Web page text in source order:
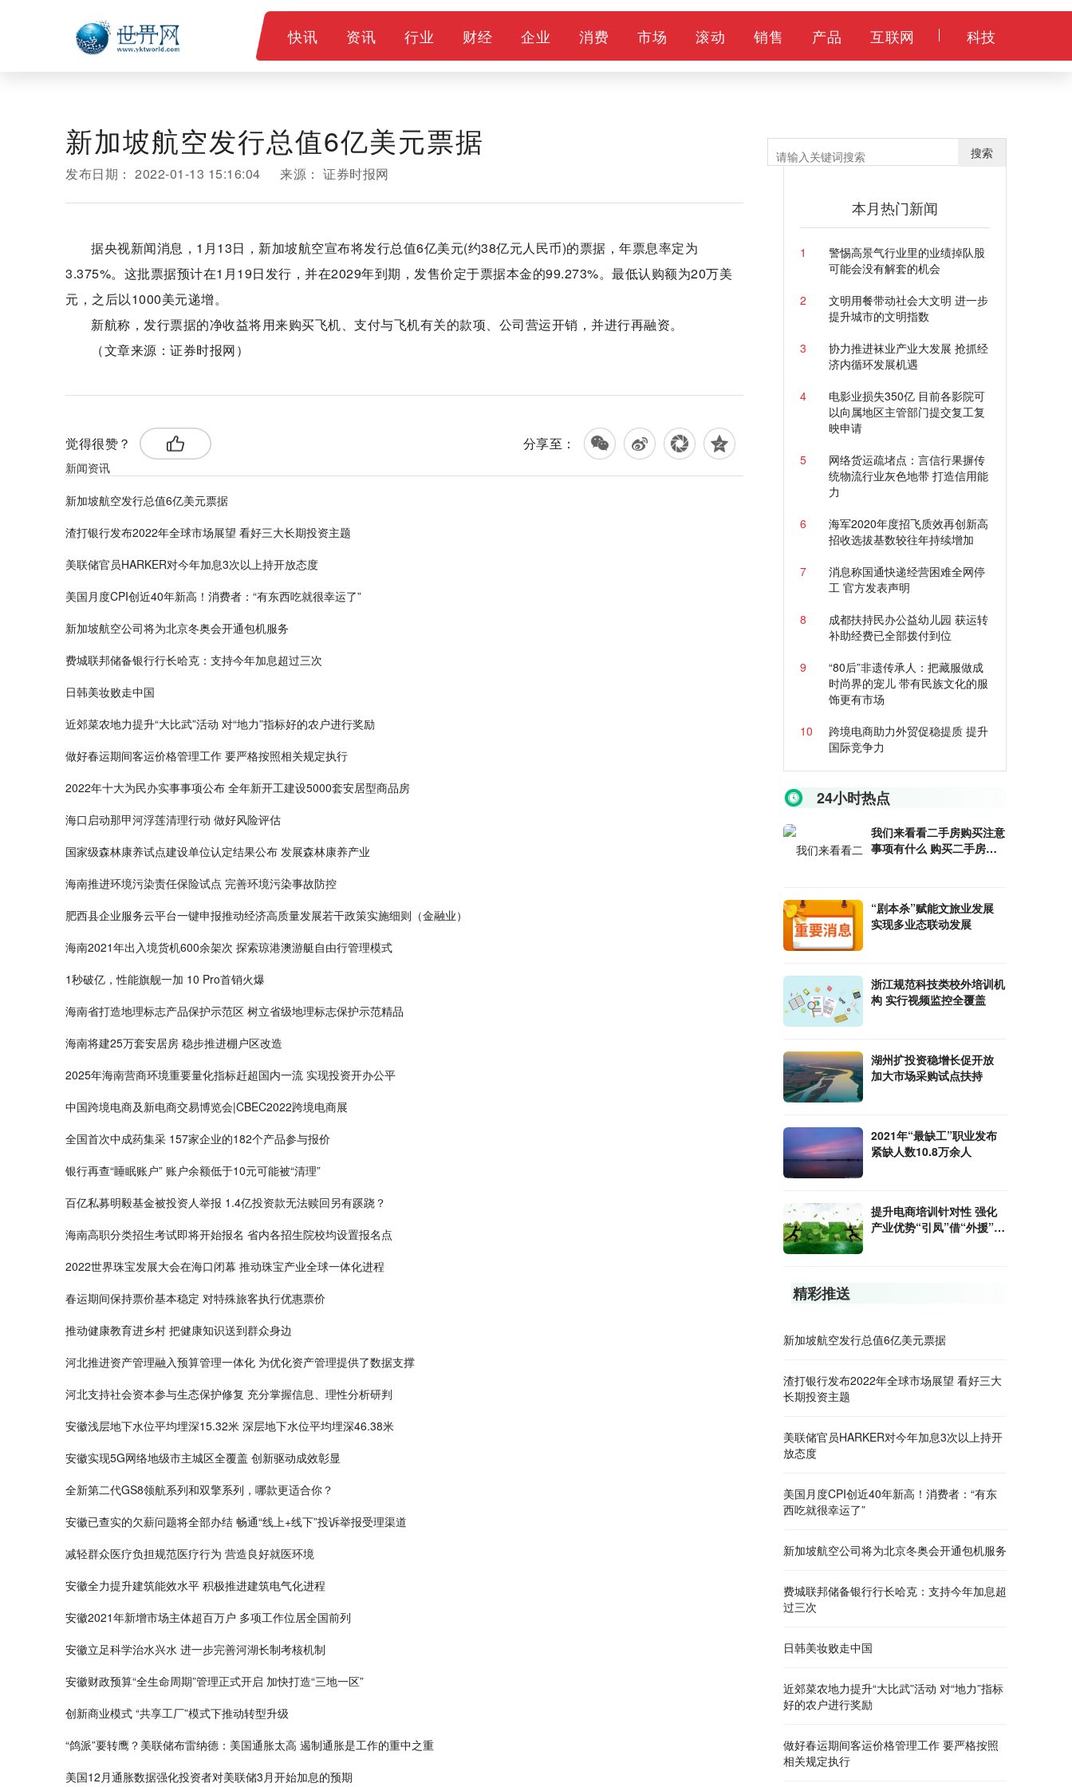
快讯 资讯 行业 财经 企业 消费 市场 滚动 销售 产品 互联网 科技
新加坡航空发行总值6亿美元票据
发布日期： 2022-01-13 15:16:04 来源： 证券时报网
据央视新闻消息，1月13日，新加坡航空宣布将发行总值6亿美元(约38亿元人民币)的票据，年票息率定为
3.375%。这批票据预计在1月19日发行，并在2029年到期，发售价定于票据本金的99.273%。最低认购额为20万美
元，之后以1000美元递增。
新航称，发行票据的净收益将用来购买飞机、支付与飞机有关的款项、公司营运开销，并进行再融资。
（文章来源：证券时报网）
觉得很赞？ 分享至：
新闻资讯
新加坡航空发行总值6亿美元票据
渣打银行发布2022年全球市场展望 看好三大长期投资主题
美联储官员HARKER对今年加息3次以上持开放态度
美国月度CPI创近40年新高！消费者：“有东西吃就很幸运了”
新加坡航空公司将为北京冬奥会开通包机服务
费城联邦储备银行行长哈克：支持今年加息超过三次
日韩美妆败走中国
近郊菜农地力提升“大比武”活动 对“地力”指标好的农户进行奖励
做好春运期间客运价格管理工作 要严格按照相关规定执行
2022年十大为民办实事事项公布 全年新开工建设5000套安居型商品房
海口启动那甲河浮莲清理行动 做好风险评估
国家级森林康养试点建设单位认定结果公布 发展森林康养产业
海南推进环境污染责任保险试点 完善环境污染事故防控
肥西县企业服务云平台一键申报推动经济高质量发展若干政策实施细则（金融业）
海南2021年出入境货机600余架次 探索琼港澳游艇自由行管理模式
1秒破亿，性能旗舰一加 10 Pro首销火爆
海南省打造地理标志产品保护示范区 树立省级地理标志保护示范精品
海南将建25万套安居房 稳步推进棚户区改造
2025年海南营商环境重要量化指标赶超国内一流 实现投资开办公平
中国跨境电商及新电商交易博览会|CBEC2022跨境电商展
全国首次中成药集采 157家企业的182个产品参与报价
银行再查“睡眠账户” 账户余额低于10元可能被“清理”
百亿私募明毅基金被投资人举报 1.4亿投资款无法赎回另有蹊跷？
海南高职分类招生考试即将开始报名 省内各招生院校均设置报名点
2022世界珠宝发展大会在海口闭幕 推动珠宝产业全球一体化进程
春运期间保持票价基本稳定 对特殊旅客执行优惠票价
推动健康教育进乡村 把健康知识送到群众身边
河北推进资产管理融入预算管理一体化 为优化资产管理提供了数据支撑
河北支持社会资本参与生态保护修复 充分掌握信息、理性分析研判
安徽浅层地下水位平均埋深15.32米 深层地下水位平均埋深46.38米
安徽实现5G网络地级市主城区全覆盖 创新驱动成效彰显
全新第二代GS8领航系列和双擎系列，哪款更适合你？
安徽已查实的欠薪问题将全部办结 畅通“线上+线下”投诉举报受理渠道
减轻群众医疗负担规范医疗行为 营造良好就医环境
安徽全力提升建筑能效水平 积极推进建筑电气化进程
安徽2021年新增市场主体超百万户 多项工作位居全国前列
安徽立足科学治水兴水 进一步完善河湖长制考核机制
安徽财政预算“全生命周期”管理正式开启 加快打造“三地一区”
创新商业模式 “共享工厂”模式下推动转型升级
“鸽派”要转鹰？美联储布雷纳德：美国通胀太高 遏制通胀是工作的重中之重
美国12月通胀数据强化投资者对美联储3月开始加息的预期
搜索
本月热门新闻
1
警惕高景气行业里的业绩掉队股
可能会没有解套的机会
2
文明用餐带动社会大文明 进一步
提升城市的文明指数
3
协力推进袜业产业大发展 抢抓经
济内循环发展机遇
4
电影业损失350亿 目前各影院可
以向属地区主管部门提交复工复
映申请
5
网络货运疏堵点：言信行果摒传
统物流行业灰色地带 打造信用能
力
6
海军2020年度招飞质效再创新高
招收选拔基数较往年持续增加
7
消息称国通快递经营困难全网停
工 官方发表声明
8
成都扶持民办公益幼儿园 获运转
补助经费已全部拨付到位
9
“80后”非遗传承人：把藏服做成
时尚界的宠儿 带有民族文化的服
饰更有市场
10
跨境电商助力外贸促稳提质 提升
国际竞争力
24小时热点
我们来看看二手房购买注意
事项有什么 购买二手房的
“剧本杀”赋能文旅业发展
实现多业态联动发展
浙江规范科技类校外培训机
构 实行视频监控全覆盖
湖州扩投资稳增长促开放
加大市场采购试点扶持
2021年“最缺工”职业发布
紧缺人数10.8万余人
提升电商培训针对性 强化
产业优势“引凤”借“外援”激
精彩推送
新加坡航空发行总值6亿美元票据
渣打银行发布2022年全球市场展望 看好三大
长期投资主题
美联储官员HARKER对今年加息3次以上持开
放态度
美国月度CPI创近40年新高！消费者：“有东
西吃就很幸运了”
新加坡航空公司将为北京冬奥会开通包机服务
费城联邦储备银行行长哈克：支持今年加息超
过三次
日韩美妆败走中国
近郊菜农地力提升“大比武”活动 对“地力”指标
好的农户进行奖励
做好春运期间客运价格管理工作 要严格按照
相关规定执行